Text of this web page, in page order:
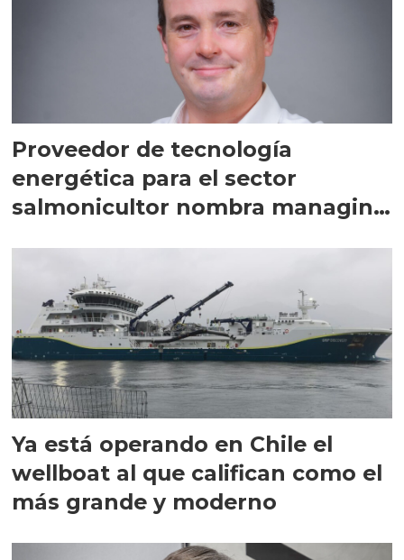
Proveedor de tecnología
energética para el sector
salmonicultor nombra managing
Ya está operando en Chile el
wellboat al que califican como el
más grande y moderno